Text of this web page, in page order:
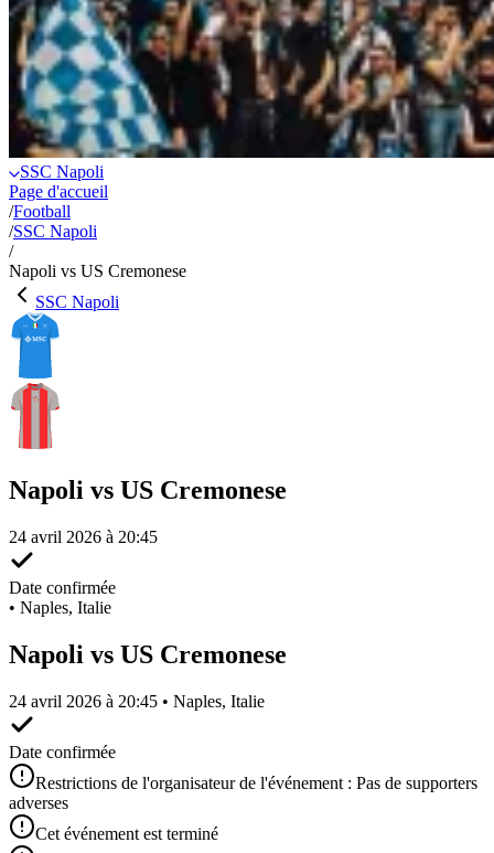
SSC Napoli
Page d'accueil
/Football
/SSC Napoli
/
Napoli vs US Cremonese
SSC Napoli
Napoli vs US Cremonese
24 avril 2026 à 20:45
Date confirmée
• Naples, Italie
Napoli vs US Cremonese
24 avril 2026 à 20:45 • Naples, Italie
Date confirmée
Restrictions de l'organisateur de l'événement : Pas de supporters
adverses
Cet événement est terminé